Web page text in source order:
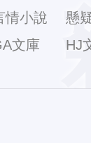
情小說 懸
文庫 HJ